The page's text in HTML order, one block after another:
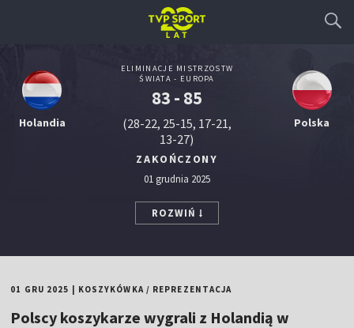
Holandia
ELIMINACJE MISTRZOSTW
ŚWIATA - EUROPA
83 - 85
(28-22, 25-15, 17-21,
13-27)
ZAKOŃCZONY
01 grudnia 2025
Polska
ROZWIŃ
01 GRU 2025 KOSZYKÓWKA/ REPREZENTACJA
Polscy koszykarze wygrali z Holandią w